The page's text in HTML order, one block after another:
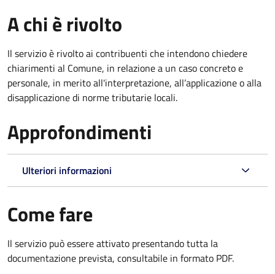
A chi è rivolto
Il servizio è rivolto ai contribuenti che intendono chiedere
chiarimenti al Comune, in relazione a un caso concreto e
personale, in merito all'interpretazione, all’applicazione o alla
disapplicazione di norme tributarie locali.
Approfondimenti
Ulteriori informazioni
Come fare
Il servizio può essere attivato presentando tutta la
documentazione prevista, consultabile in formato PDF.